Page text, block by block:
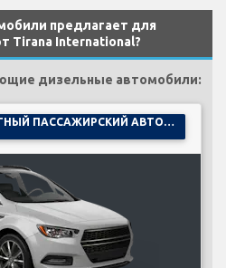
предлагает для
Tirana International?
дизельные автомобили: